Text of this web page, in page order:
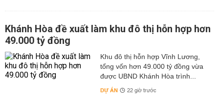
Khánh Hòa đề xuất làm khu đô thị hỗn hợp hơn
49.000 tỷ đồng
Khu đô thị hỗn hợp Vĩnh Lương,
tổng vốn hơn 49.000 tỷ đồng vừa
được UBND Khánh Hòa trình...
DỰ ÁN 22 giờ trước